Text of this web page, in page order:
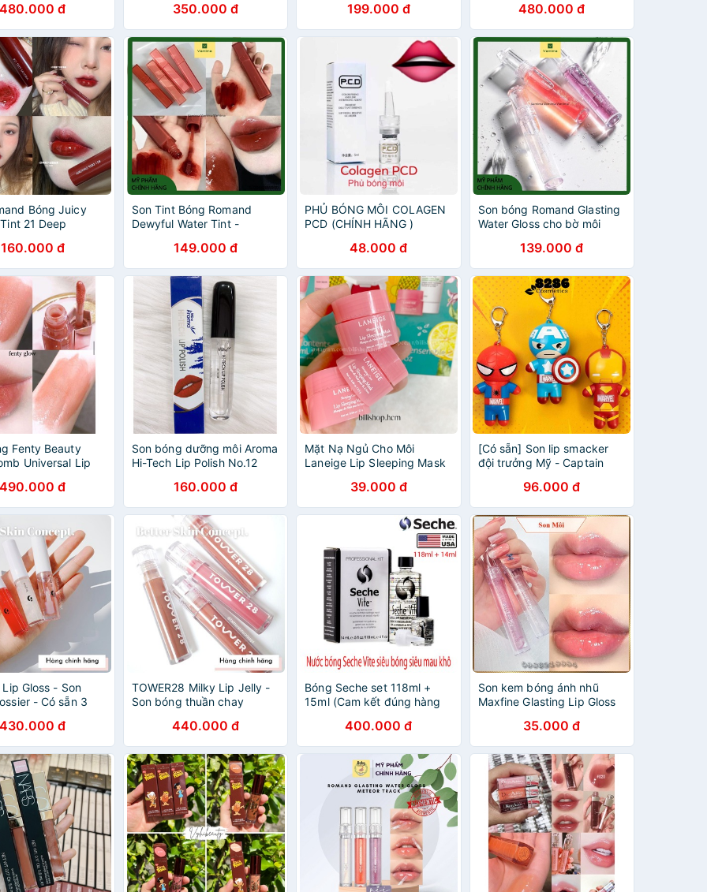
480.000 đ 350.000 đ
hồng nhạt199.000 đ 480.000 đ
Bóng Juicy
21 Deep
160.000 đ
Son Tint Bóng Romand
Dewyful Water Tint -
Siêu Lì Cho Đôi Môi Căng
Mọng Hàn Quốc
149.000 đ
PHỦ BÓNG MÔI COLAGEN
PCD (CHÍNH HÃNG )
48.000 đ
Son bóng Romand Glasting
Water Gloss cho bờ môi
139.000 đ
Fenty Beauty
Universal Lip
490.000 đ
Son bóng dưỡng môi Aroma
Hi-Tech Lip Polish No.12
- Hàng chính hãng
160.000 đ
Mặt Nạ Ngủ Cho Môi
Laneige Lip Sleeping Mask
39.000 đ
[Có sẵn] Son lip smacker
đội trưởng Mỹ - Captain
(made in USA)96.000 đ
Lip Gloss - Son
- Có sẵn 3
430.000 đ
TOWER28 Milky Lip Jelly -
Son bóng thuần chay
440.000 đ
Bóng Seche set 118ml +
15ml (Cam kết đúng hàng
400.000 đ
Son kem bóng ánh nhũ
Maxfine Glasting Lip Gloss
35.000 đ